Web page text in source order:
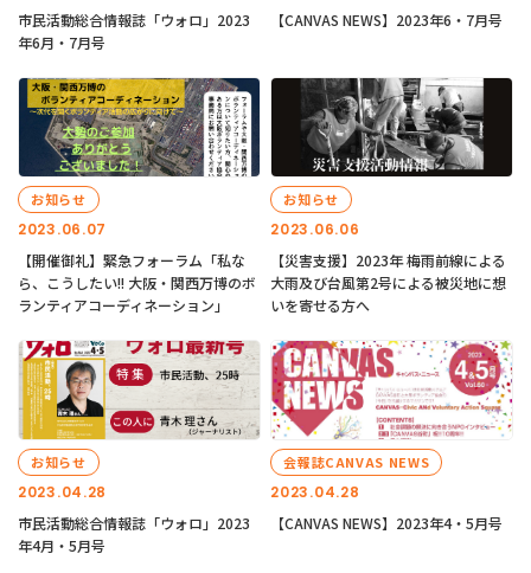
市民活動総合情報誌「ウォロ」2023
年6月・7月号
【CANVAS NEWS】2023年6・7月号
2023.06.07
お知らせ
【開催御礼】緊急フォーラム「私な
ら、こうしたい!! 大阪・関西万博のボ
ランティアコーディネーション」
2023.06.06
お知らせ
【災害支援】2023年 梅雨前線による
大雨及び台風第2号による被災地に想
いを寄せる方へ
2023.04.28
お知らせ
市民活動総合情報誌「ウォロ」2023
年4月・5月号
2023.04.28
会報誌CANVAS NEWS
【CANVAS NEWS】2023年4・5月号